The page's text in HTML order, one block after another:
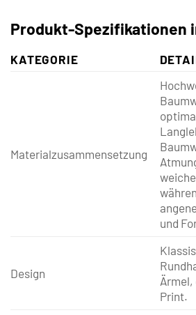
Produkt-Spezifikationen
KATEGORIE
Materialzusammensetzung
und
Design
Print.